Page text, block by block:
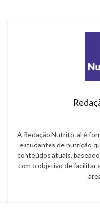
A Redação Nutritotal é
estudantes de nutrição
conteúdos atuais,
com o objetivo de facilitar